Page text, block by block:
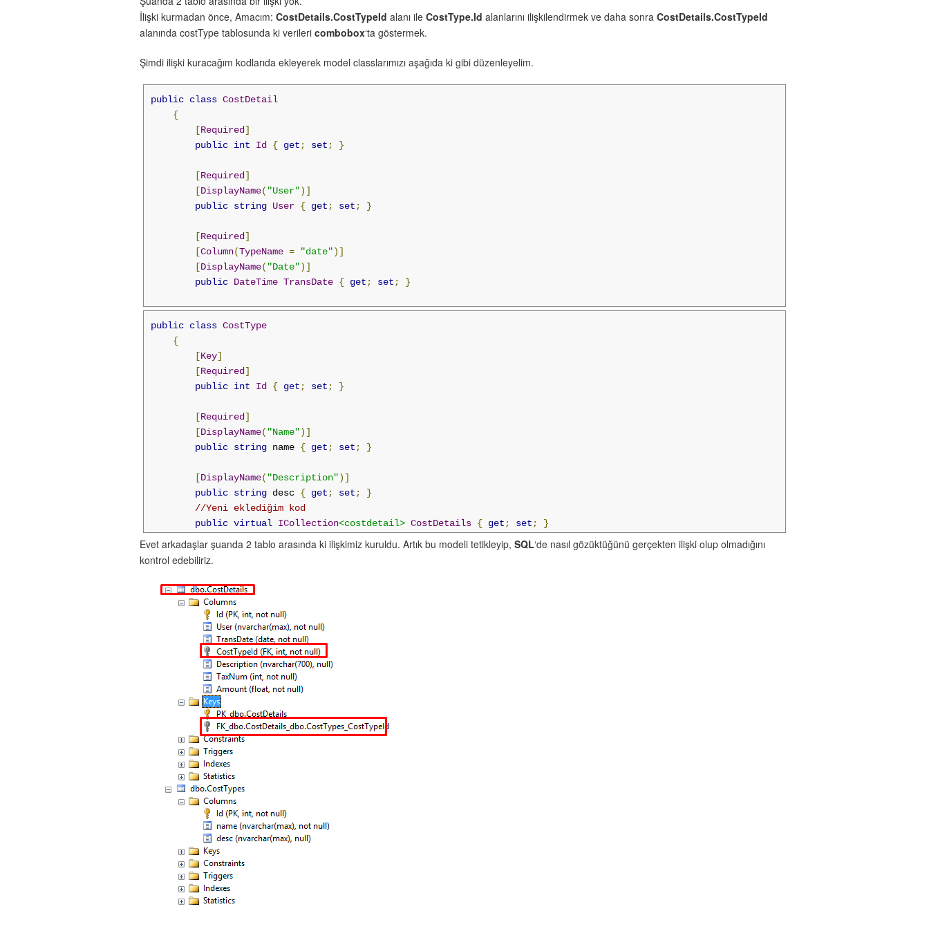
}
İlişki kurmadan önce, Amacım: CostDetails.CostTypeId alanı ile CostType.Id alanlarını ilişkilendirmek ve daha sonra CostDetails.CostTypeId
alanında costType tablosunda ki verileri combobox‘ta göstermek.
Şimdi ilişki kuracağım kodlarıda ekleyerek model classlarımızı aşağıda ki gibi düzenleyelim.
public class CostDetail
{
[Required]
public int Id { get; set; }
[Required]
[DisplayName( "User")]
public string User { get; set; }
[Required]
[Column(TypeName = "date")]
[DisplayName( "Date")]
public DateTime TransDate { get; set; }
[Required]
[DisplayName(
[StringLength
[DataType( DataType.MultilineText
public string
[DisplayName( "TaxNum" )]
[Required]
[DisplayName("Amount"
public double Amount { get; set; }
//Yeni eklediğim kod;
public
public class CostType
{
[Key]
[Required]
public int Id { get; set; }
[Required]
[DisplayName( "Name")]
public string name { get; set; }
[DisplayName( "Description")]
public string desc { get; set;
}
//Yeni eklediğim kod
public virtual ICollection<costdetail> CostDetails { get; set;
}
Evet arkadaşlar şuanda 2 tablo arasında ki ilişkimiz kuruldu. Artık bu modeli tetikleyip, SQL‘de nasıl gözüktüğünü gerçekten ilişki olup olmadığını
kontrol edebiliriz.